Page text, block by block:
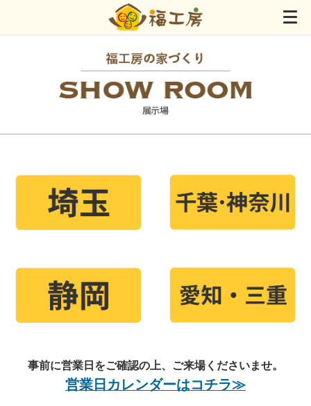
事前に営業日をご確認の上、ご来場くださいませ。
営業日カレンダーはコチラ≫